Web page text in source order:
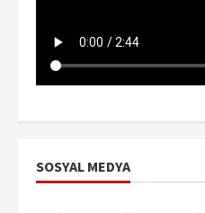
SOSYAL MEDYA